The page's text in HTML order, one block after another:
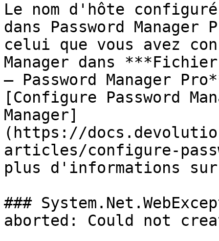
Le nom d'hôte
dans Password
celui que vous avez
Manager dans
– Password Manager
[Configure Password
Manager]
(https://
articles/configure-
plus d'informations
###
aborted: Could not